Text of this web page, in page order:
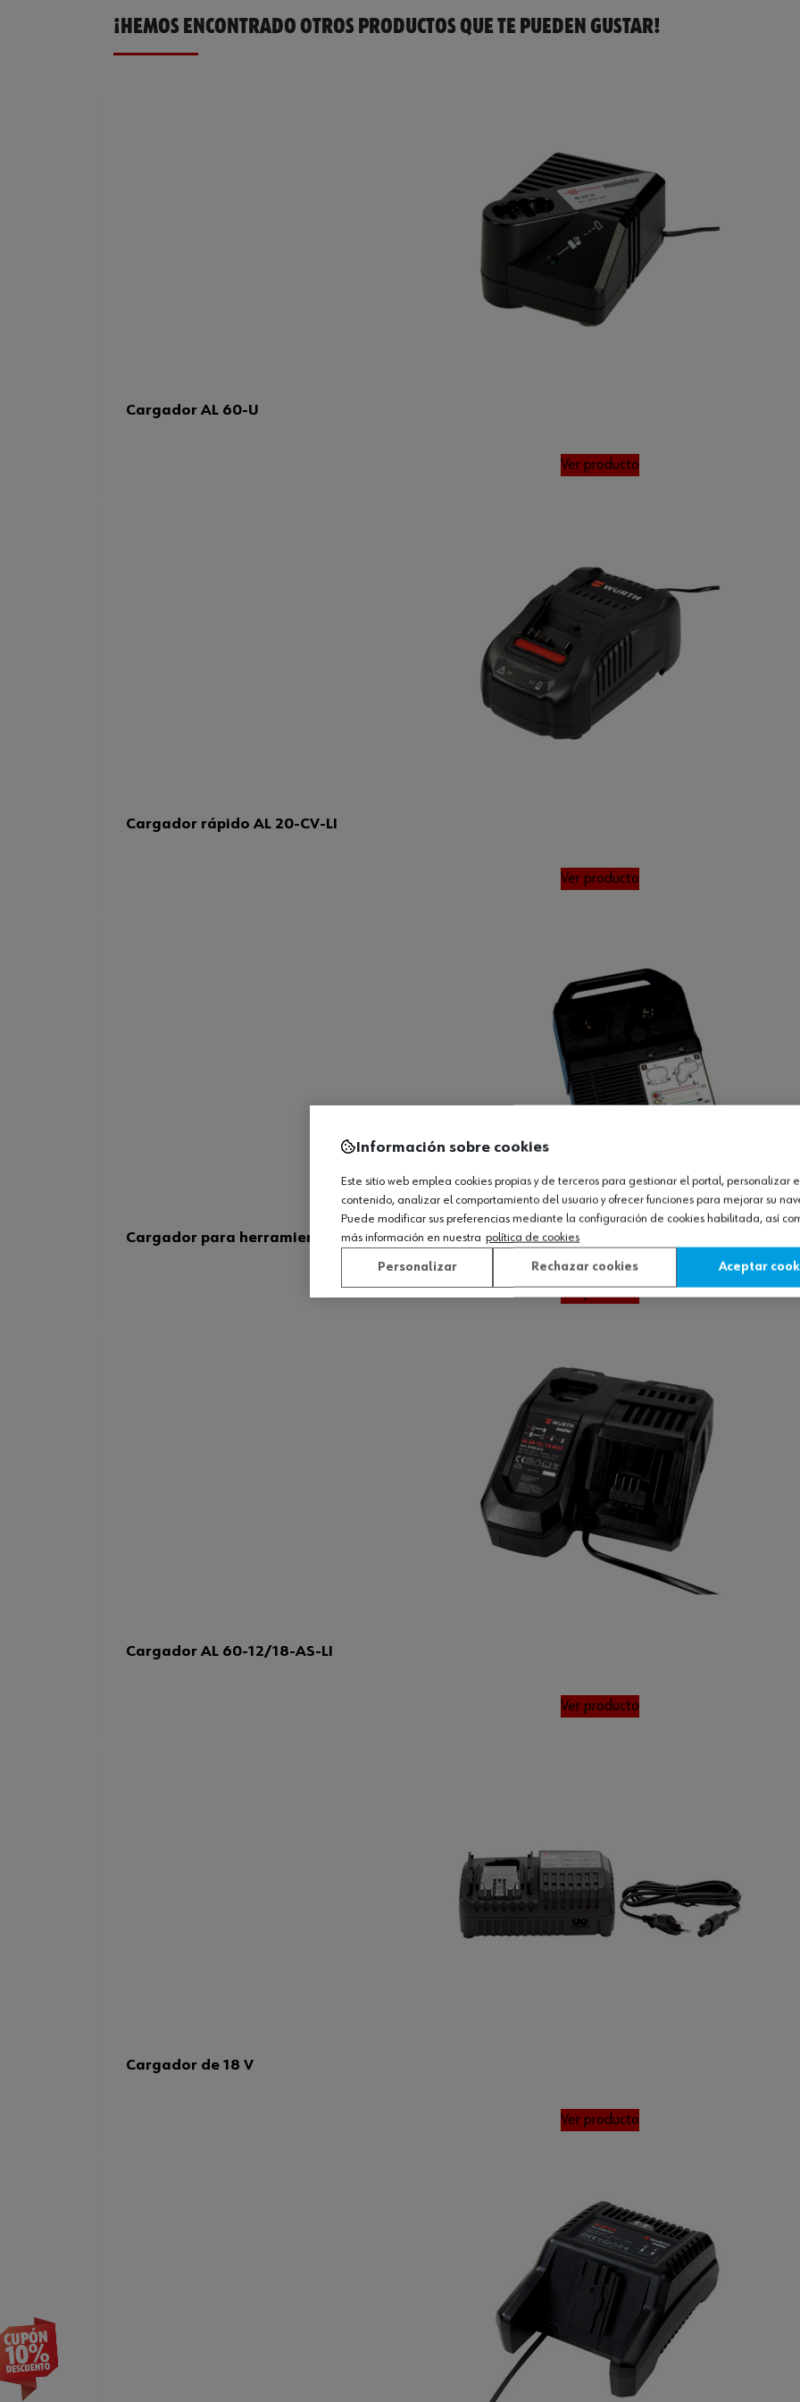
¡HEMOS ENCONTRADO OTROS PRODUCTOS QUE TE PUEDEN GUSTAR!
Cargador AL 60-U
Ver producto
Cargador rápido AL 20-CV-LI
Ver producto
Cargador para herramientas a batería, otros
Ver producto
Cargador AL 60-12/18-AS-LI
Ver producto
Cargador de 18 V
Ver producto
Información sobre cookies
Este sitio web emplea cookies propias y de terceros para gestionar el portal, personalizar
contenido, analizar el comportamiento del usuario y ofrecer funciones para mejorar su
Puede modificar sus preferencias mediante la configuración de cookies habilitada, así
más información en nuestra política de cookies
Personalizar Rechazar cookies Aceptar